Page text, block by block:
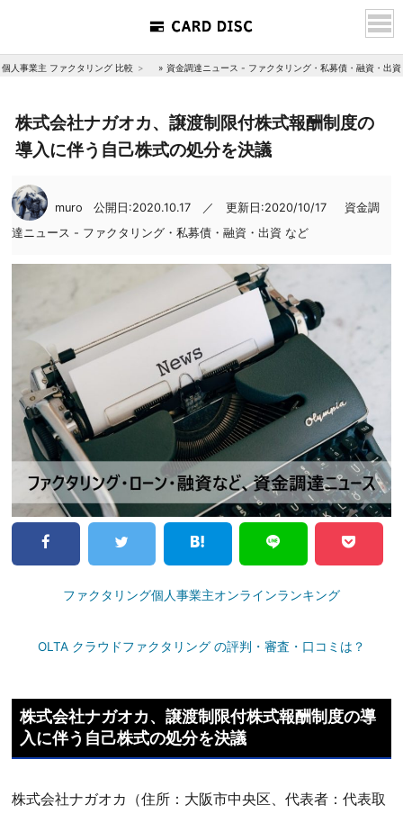
個人事業主 ファクタリング 比較 » 資金調達ニュース - ファクタリング・私募債・融資・出
株式会社ナガオカ、譲渡制限付株式報酬制度の
導入に伴う自己株式の処分を決議
muro 公開日:2020.10.17 ／ 更新日:2020/10/17
資金調
達ニュース - ファクタリング・私募債・融資・出資 など
ファクタリング個人事業主オンラインランキング
OLTA クラウドファクタリング の評判・審査・口コミは？
株式会社ナガオカ、譲渡制限付株式報酬制度の導
入に伴う自己株式の処分を決議
株式会社ナガオカ（住所：大阪市中央区、代表者：代表取